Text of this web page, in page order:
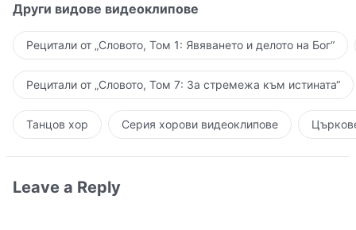
Други видове видеоклипове
Рецитали от „Словото, Том 1: Явяването и делото на Бог“
Рецитали от „Словото, Том 7: За стремежа към истината“
Танцов хор Серия хорови видеоклипове
Leave a Reply